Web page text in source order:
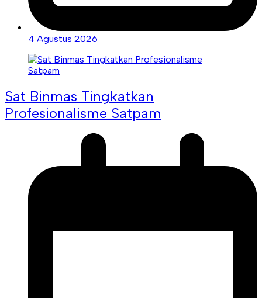
4 Agustus 2026
Sat Binmas Tingkatkan
Profesionalisme Satpam